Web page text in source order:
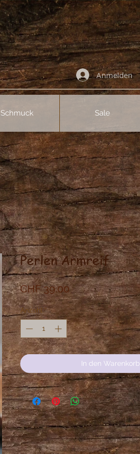
Anmelden
Schmuck Sale
Perlen Armreif
CHF 39.00Preis
Anzahl *
In den Warenkorb